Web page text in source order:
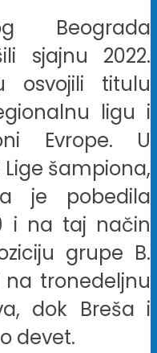
Beograda
sjajnu 2022.
osvojili titulu
ligu i
Evrope. U
šampiona,
je pobedila
i na taj način
grupe B.
na tronedeljnu
dok Breša i
devet.